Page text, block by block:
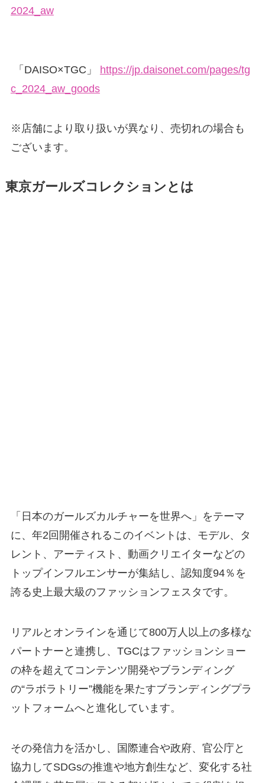
2024_aw
「DAISO×TGC」 https://jp.daisonet.com/pages/tg
c_2024_aw_goods
※店舗により取り扱いが異なり、売切れの場合も
ございます。
東京ガールズコレクションとは
「日本のガールズカルチャーを世界へ」をテーマ
に、年2回開催されるこのイベントは、モデル、タ
レント、アーティスト、動画クリエイターなどの
トップインフルエンサーが集結し、認知度94％を
誇る史上最大級のファッションフェスタです。
リアルとオンラインを通じて800万人以上の多様な
パートナーと連携し、TGCはファッションショー
の枠を超えてコンテンツ開発やブランディング
の“ラボラトリー”機能を果たすブランディングプラ
ットフォームへと進化しています。
その発信力を活かし、国際連合や政府、官公庁と
協力してSDGsの推進や地方創生など、変化する社